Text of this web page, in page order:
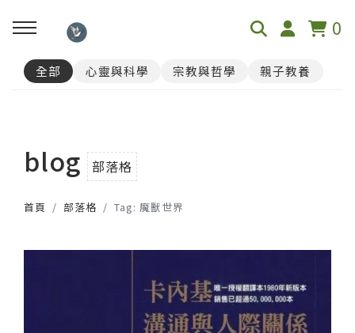
0
回主選單
榮格12原型人格測驗
全部 心靈與科學 宗教與哲學 親子教養
blog 部落格
首頁 部落格 Tag: 魔獸世界